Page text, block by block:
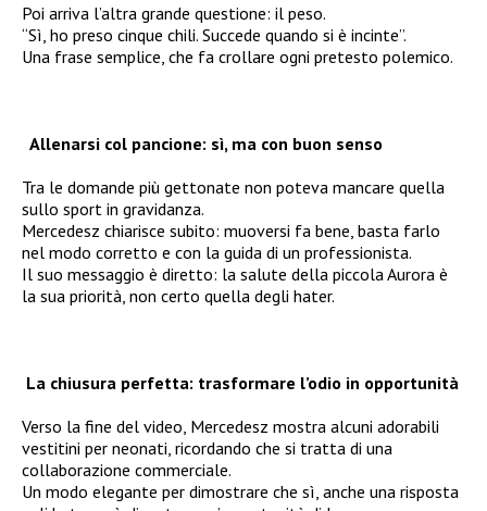
Poi arriva l’altra grande questione: il peso.
“Sì, ho preso cinque chili. Succede quando si è incinte”.
Una frase semplice, che fa crollare ogni pretesto polemico.
Allenarsi col pancione: sì, ma con buon senso
Tra le domande più gettonate non poteva mancare quella
sullo sport in gravidanza.
Mercedesz chiarisce subito: muoversi fa bene, basta farlo
nel modo corretto e con la guida di un professionista.
Il suo messaggio è diretto: la salute della piccola Aurora è
la sua priorità, non certo quella degli hater.
La chiusura perfetta: trasformare l’odio in opportunità
Verso la fine del video, Mercedesz mostra alcuni adorabili
vestitini per neonati, ricordando che si tratta di una
collaborazione commerciale.
Un modo elegante per dimostrare che sì, anche una risposta